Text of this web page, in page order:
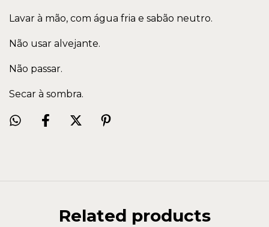
Lavar à mão, com água fria e sabão neutro.
Não usar alvejante.
Não passar.
Secar à sombra.
Related products